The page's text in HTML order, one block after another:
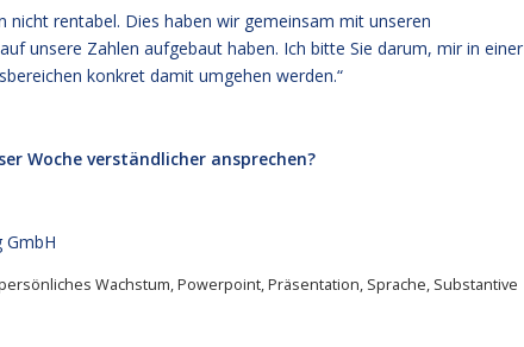
nicht rentabel. Dies haben wir gemeinsam mit unseren
unsere Zahlen aufgebaut haben. Ich bitte Sie darum, mir in einer
konkret damit umgehen werden.“
Woche verständlicher ansprechen?
GmbH
Wachstum,Powerpoint,Präsentation, Sprache, Substantive